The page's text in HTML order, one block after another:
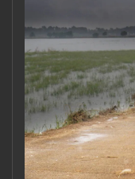
CASE DIARY
CINEMA
OPINION